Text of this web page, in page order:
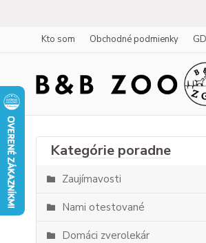
Kto som Obchodné podmienky
Zaujímavosti
Nami otestované
Domáci zverolekár